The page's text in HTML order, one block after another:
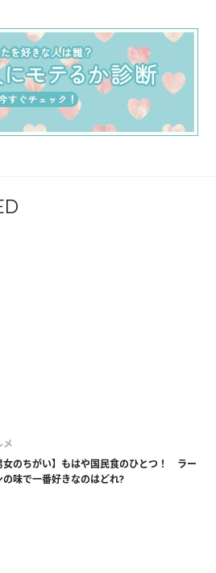
メ
女のちがい】もはや国民食のひとつ！ ラー
の味で一番好きなのはどれ?